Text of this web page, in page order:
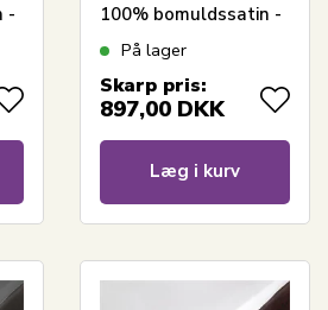
-
100% bomuldssatin -
Splitlængde 70 cm -
topmadras - Borås
På lager
Skarp pris:
897,00 DKK
Læg i kurv